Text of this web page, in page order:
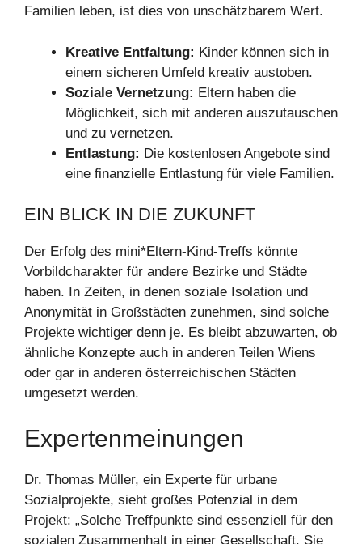
Familien leben, ist dies von unschätzbarem Wert.
Kreative Entfaltung: Kinder können sich in
einem sicheren Umfeld kreativ austoben.
Soziale Vernetzung: Eltern haben die
Möglichkeit, sich mit anderen auszutauschen
und zu vernetzen.
Entlastung: Die kostenlosen Angebote sind
eine finanzielle Entlastung für viele Familien.
EIN BLICK IN DIE ZUKUNFT
Der Erfolg des mini*Eltern-Kind-Treffs könnte
Vorbildcharakter für andere Bezirke und Städte
haben. In Zeiten, in denen soziale Isolation und
Anonymität in Großstädten zunehmen, sind solche
Projekte wichtiger denn je. Es bleibt abzuwarten, ob
ähnliche Konzepte auch in anderen Teilen Wiens
oder gar in anderen österreichischen Städten
umgesetzt werden.
Expertenmeinungen
Dr. Thomas Müller, ein Experte für urbane
Sozialprojekte, sieht großes Potenzial in dem
Projekt: „Solche Treffpunkte sind essenziell für den
sozialen Zusammenhalt in einer Gesellschaft. Sie